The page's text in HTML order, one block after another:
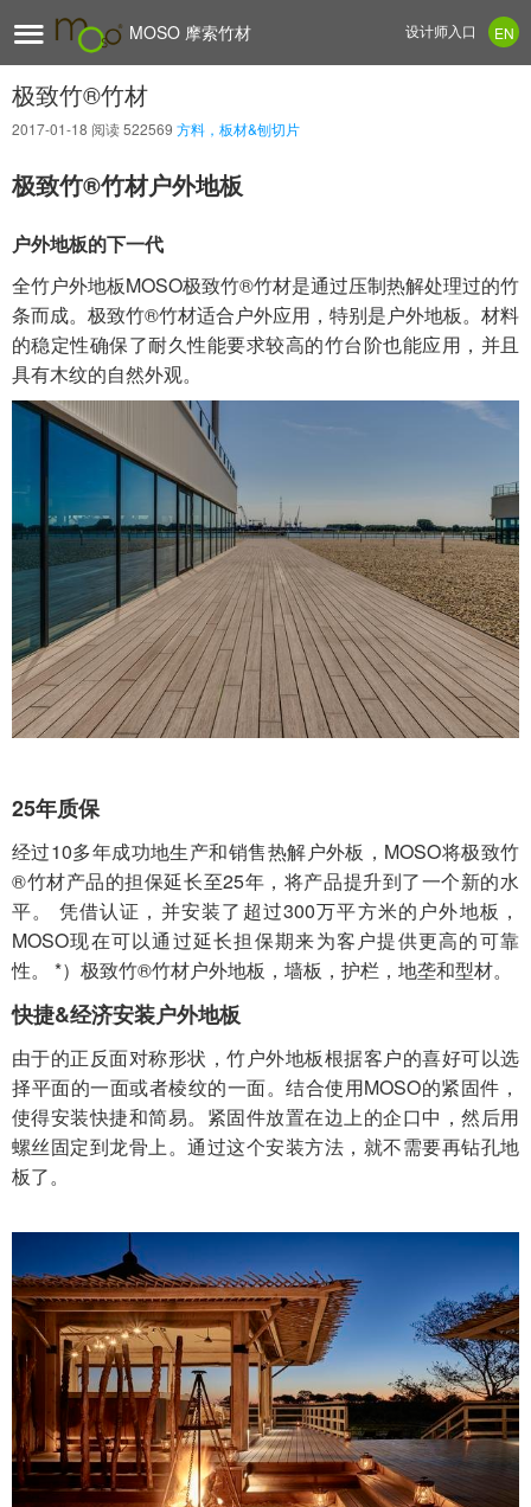
 MOSO 摩索竹材 EN
设计师入口
极致竹®竹材
2017-01-18 阅读 522569 方料，板材&刨切片
极致竹®竹材户外地板
户外地板的下一代
全竹户外地板MOSO极致竹®竹材是通过压制热解处理过的竹
条而成。 极致竹®竹材适合户外应用，特别是户外地板。材料
的稳定性确保了耐久性能要求较高的竹台阶也能应用，并且
具有木纹的自然外观。
25年质保
经过10多年成功地生产和销售热解户外板，MOSO将极致竹
®竹材产品的担保延长至25年，将产品提升到了一个新的水
平。 凭借认证，并安装了超过300万平方米的户外地板，
MOSO现在可以通过延长担保期来为客户提供更高的可靠
性。 *） 极致竹®竹材户外地板，墙板，护栏，地垄和型材。
快捷&经济安装户外地板
由于的正反面对称形状，竹户外地板根据客户的喜好可以选
择平面的一面或者棱纹的一面。结合使用MOSO的紧固件，
使得安装快捷和简易。紧固件放置在边上的企口中，然后用
螺丝固定到龙骨上。通过这个安装方法，就不需要再钻孔地
板了。